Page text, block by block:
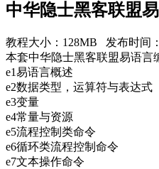
中华隐士黑客联盟
教程大小：128MB 发布时间
本套中华隐士黑客联盟易语言
e1易语言概述
e2数据类型，运算符与表达式
e3变量
e4常量与资源
e5流程控制类命令
e6循环类流程控制命令
e7文本操作命令